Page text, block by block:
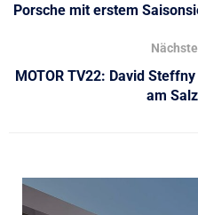
Porsche mit erstem
MOTOR TV22: David
am